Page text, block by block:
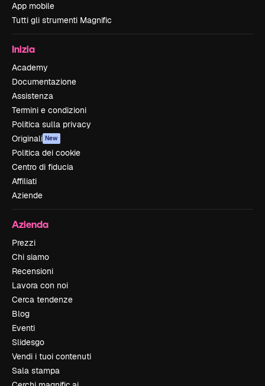
App mobile
Tutti gli strumenti Magnific
Inizia
Academy
Documentazione
Assistenza
Termini e condizioni
Politica sulla privacy
Originali New
Politica dei cookie
Centro di fiducia
Affiliati
Aziende
Azienda
Prezzi
Chi siamo
Recensioni
Lavora con noi
Cerca tendenze
Blog
Eventi
Slidesgo
Vendi i tuoi contenuti
Sala stampa